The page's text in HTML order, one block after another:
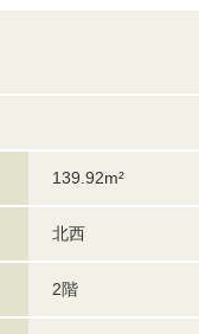
139.92m²
北西
2階